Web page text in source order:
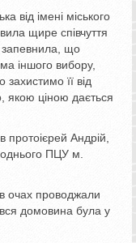
від імені міського
щире співчуття
запевнила, що
іншого вибору,
її від
якою ціною дається
протоієрей Андрій,
ПЦУ м.
очах проводжали
домовина була у